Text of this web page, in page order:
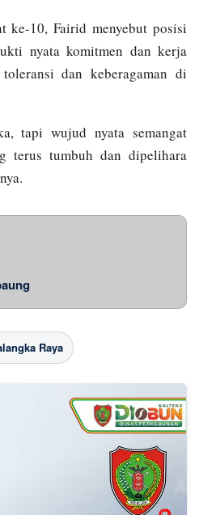
ke-10, Fairid menyebut posisi
nyata komitmen dan kerja
dan keberagaman di
tapi wujud nyata semangat
terus tumbuh dan dipelihara
Raya